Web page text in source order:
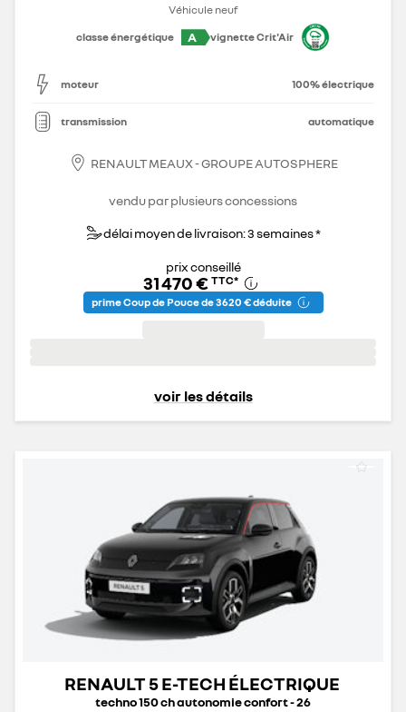
Véhicule neuf
classe énergétique
A vignette Crit'Air
moteur 100% électrique
transmission automatique
RENAULT MEAUX - GROUPE AUTOSPHERE
vendu par plusieurs concessions
délai moyen de livraison: 3 semaines *
prix conseillé
31 470 € TTC*
prime Coup de Pouce de 3 620 € déduite
voir les détails
RENAULT 5 E-TECH ÉLECTRIQUE
techno 150 ch autonomie confort - 26